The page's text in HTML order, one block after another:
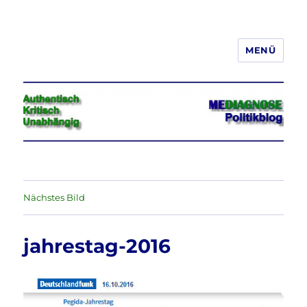
Jeder hat das Recht, seine
Meinung in Wort, Schrift und Bild
frei zu äußern und zu verbreiten
MENÜ
Nächstes Bild
jahrestag-2016